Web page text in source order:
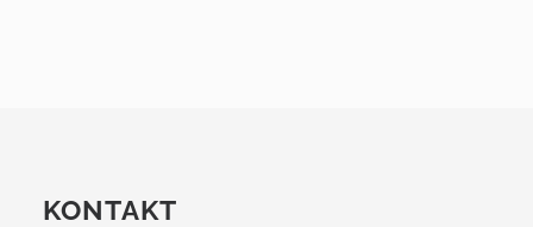
KONTAKT